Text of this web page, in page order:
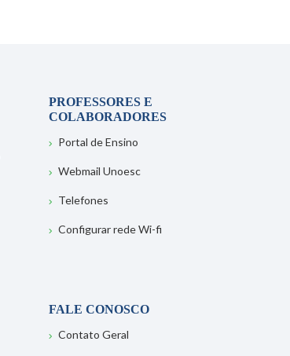
PROFESSORES E
COLABORADORES
Portal de Ensino
Webmail Unoesc
Telefones
Configurar rede Wi-fi
FALE CONOSCO
Contato Geral